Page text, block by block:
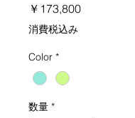
￥173,800価
消費税込み
Color *
数量 *